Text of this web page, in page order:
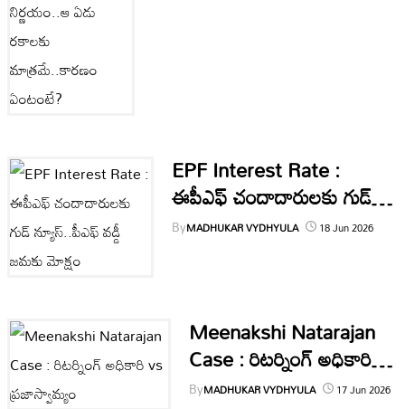
తెలంగాణ
ఆంధ్రప్రదేశ్
ఇంటర్నేషనల్
రాజకీయాలు
క్రైం
లైఫ్
స్టైల్
EPF Interest Rate :
ఈపీఎఫ్ చందాదారులకు గుడ్‌
న్యూస్‌..పీఎఫ్‌ వడ్డీ జమకు మోక్షం
ByMADHUKAR VYDHYULA 18 Jun 2026
Meenakshi Natarajan
Case : రిటర్నింగ్‌ అధికారి vs
ప్రజాస్వామ్యం
ByMADHUKAR VYDHYULA 17 Jun 2026